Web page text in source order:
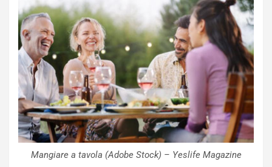
Mangiare a tavola (Adobe Stock) – Yeslife Magazine